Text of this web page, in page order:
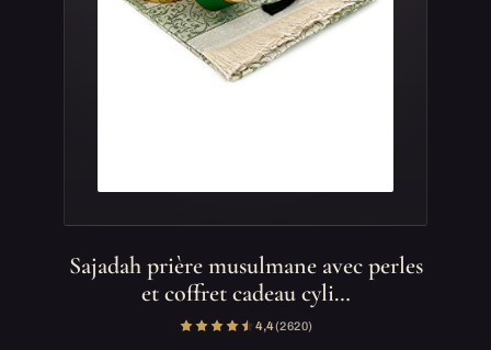
Sajadah prière musulmane avec perles
et coffret cadeau cyli…
4,4(2 620)